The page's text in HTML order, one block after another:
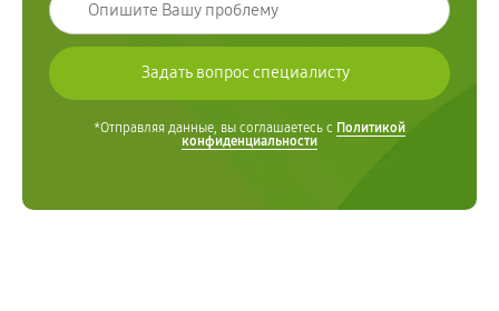
*Отправляя данные, вы соглашаетесь с Политикой
конфиденциальности